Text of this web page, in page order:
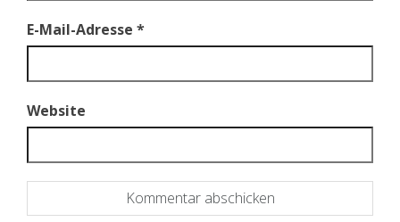
E-Mail-Adresse *
Website